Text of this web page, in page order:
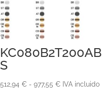
KC080B2T200AB
S
512,94 € - 977,55 €Rango
IVA incluido